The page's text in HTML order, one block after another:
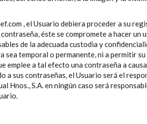
, el Usuario debiera proceder a su
éste se compromete a hacer
de la adecuada custodia y
temporal o permanente, ni a permitir
a tal efecto una contraseña a
sus contraseñas, el Usuario será el
Hnos., S.A. en ningún caso será